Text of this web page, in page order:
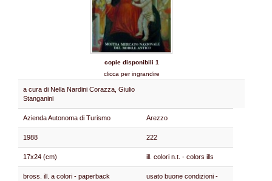
copie disponibili 1
clicca per ingrandire
a cura di Nella Nardini Corazza, Giulio
Stanganini
Azienda Autonoma di Turismo Arezzo
1988 222
17x24 (cm) ill. colori n.t. - colors ills
bross. ill. a colori - paperback
usato buone condizioni -